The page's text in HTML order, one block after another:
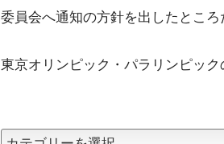
委員会へ通知の方針を出したとこ
東京オリンピック・パラリンピッ